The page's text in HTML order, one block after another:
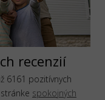
recenzií
6161 pozitívnych
spokojných